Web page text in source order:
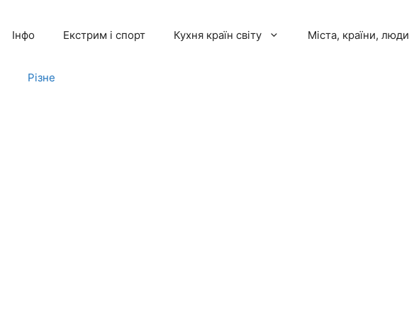
Інфо Екстрим і спорт Кухня країн світу Міста, країни, люди
Різне